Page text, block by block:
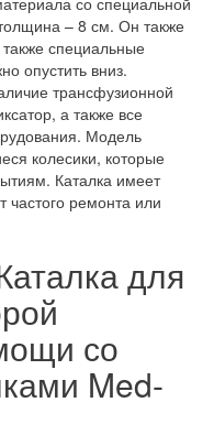
– 8 см. Он также
специальные
опустить вниз.
трансфузионной
а также все
Модель
колесики, которые
Каталка имеет
частого ремонта или
для
со
Med-